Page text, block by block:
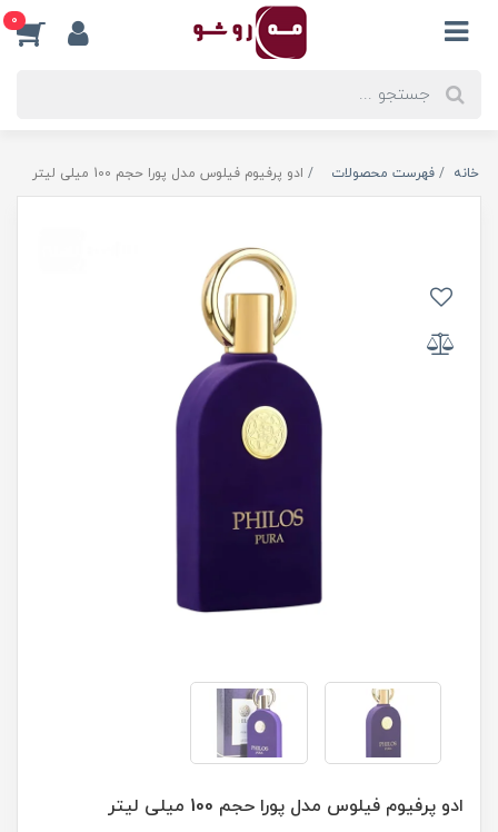
0
خانه فهرست محصولات ادو پرفیوم فیلوس مدل پورا حجم 100 میلی لیتر
ادو پرفیوم فیلوس مدل پورا حجم 100 میلی لیتر